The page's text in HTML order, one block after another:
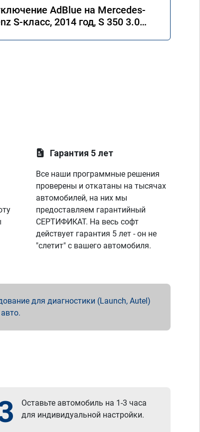
AdBlue на Mercedes-
S-класс, 2014 год, S 350 3.0
Гарантия 5 лет
Все наши программные решения
проверены и откатаны на тысячах
автомобилей, на них мы
предоставляем гарантийный
СЕРТИФИКАТ. На весь софт
действует гарантия 5 лет - он не
"слетит" с вашего автомобиля.
для диагностики (Launch, Autel)
Оставьте автомобиль на 1-3 часа
для индивидуальной настройки.